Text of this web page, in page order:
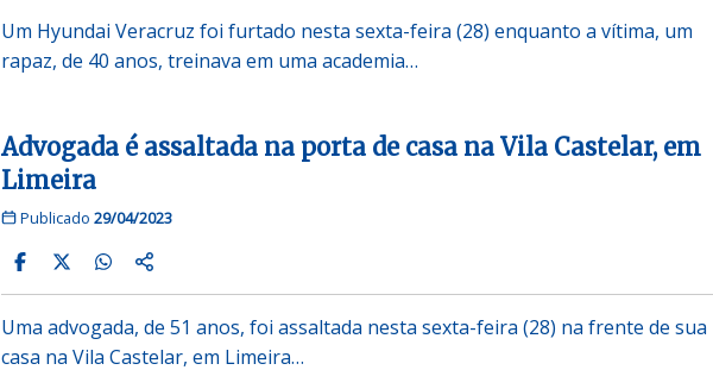
Um Hyundai Veracruz foi furtado nesta sexta-feira (28) enquanto a vítima, um
rapaz, de 40 anos, treinava em uma academia…
Advogada é assaltada na porta de casa na Vila Castelar, em
Limeira
Publicado 29/04/2023
Uma advogada, de 51 anos, foi assaltada nesta sexta-feira (28) na frente de sua
casa na Vila Castelar, em Limeira…